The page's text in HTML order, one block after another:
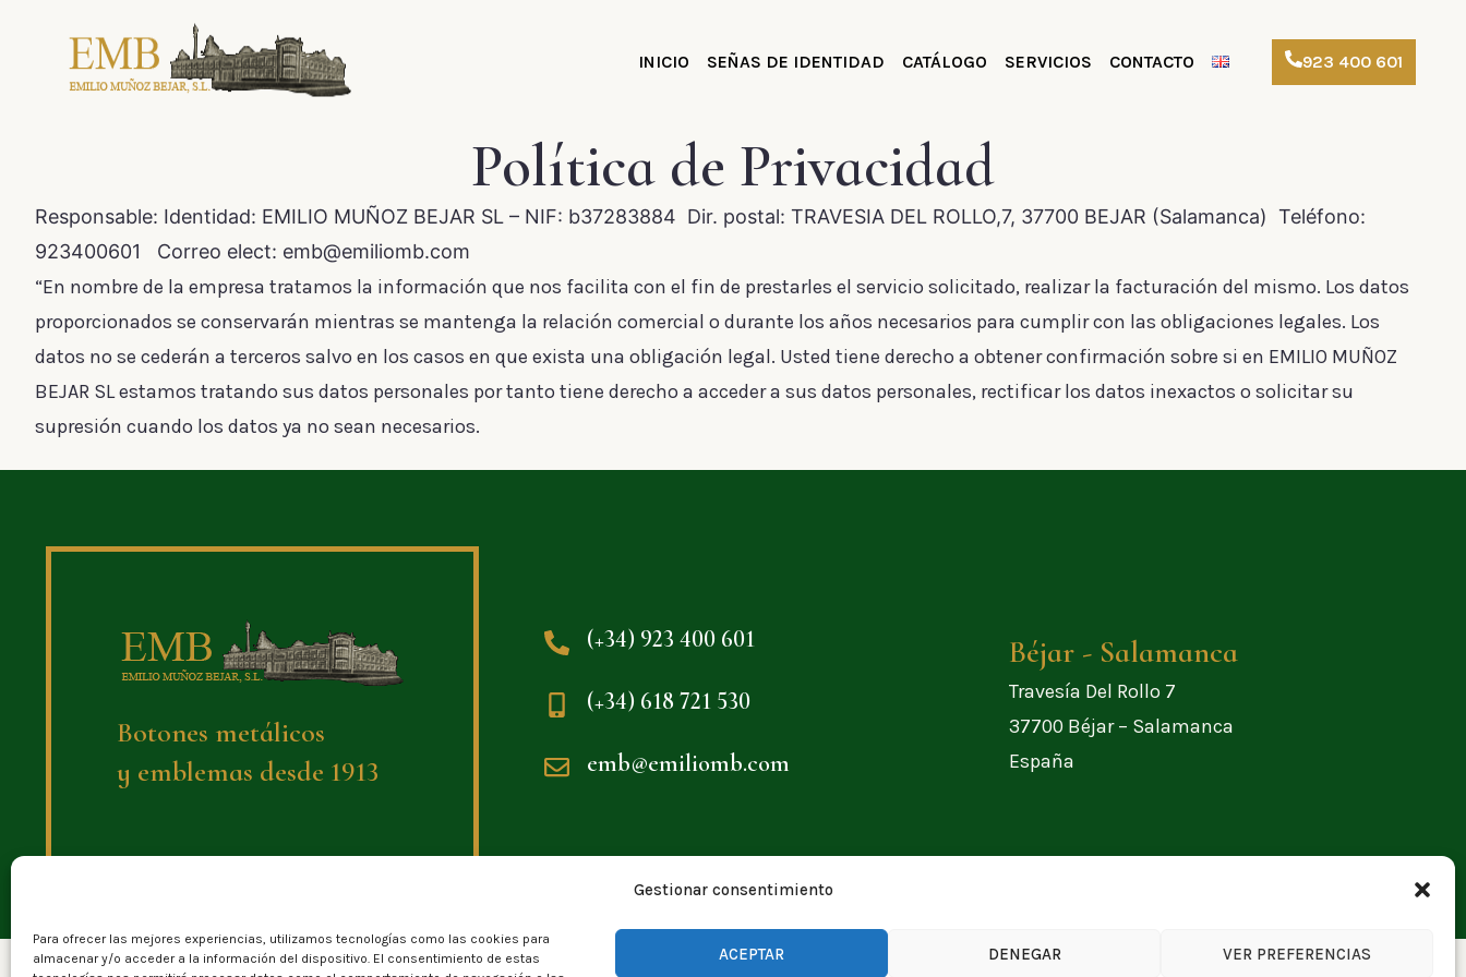
Gestionar consentimiento
Para ofrecer las mejores experiencias, utilizamos tecnologías como las cookies para
almacenar y/o acceder a la información del dispositivo. El consentimiento de estas
ACEPTAR DENEGAR VER PREFERENCIAS
INICIO SEÑAS DE IDENTIDAD CATÁLOGO SERVICIOS CONTACTO 923 400 601
Política de Privacidad
Responsable: Identidad: EMILIO MUÑOZ BEJAR SL – NIF: b37283884 Dir. postal: TRAVESIA DEL ROLLO,7, 37700 BEJAR (Salamanca) Teléfono:
923400601 Correo elect: emb@emiliomb.com
“En nombre de la empresa tratamos la información que nos facilita con el fin de prestarles el servicio solicitado, realizar la facturación del mismo. Los datos
proporcionados se conservarán mientras se mantenga la relación comercial o durante los años necesarios para cumplir con las obligaciones legales. Los
datos no se cederán a terceros salvo en los casos en que exista una obligación legal. Usted tiene derecho a obtener confirmación sobre si en EMILIO MUÑOZ
BEJAR SL estamos tratando sus datos personales por tanto tiene derecho a acceder a sus datos personales, rectificar los datos inexactos o solicitar su
supresión cuando los datos ya no sean necesarios.
Botones metálicos
y emblemas desde 1913
(+34) 923 400 601
(+34) 618 721 530
emb@emiliomb.com
Béjar - Salamanca
Travesía Del Rollo 7
37700 Béjar – Salamanca
España
©2024 – Emilio Muñoz Béjar S.L. By